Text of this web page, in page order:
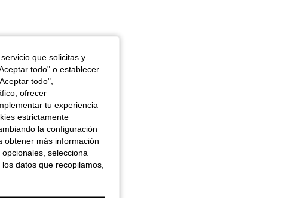
que solicitas y
todo" o establecer
todo",
ofrecer
tu experiencia
estrictamente
la configuración
obtener más información
selecciona
datos que recopilamos,